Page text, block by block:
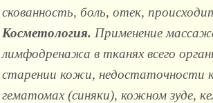
скованность, боль, отек,
Косметология. Применение
лимфодренажа в тканях всего
старении кожи, недостаточности
гематомах (синяки), кожном зуде,